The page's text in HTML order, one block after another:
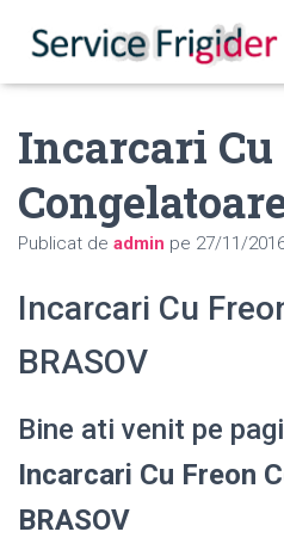
Incarcari Cu
Publicat de admin pe 27/11/
Incarcari Cu
BRASOV
Bine ati venit pe
Incarcari Cu Freon
BRASOV